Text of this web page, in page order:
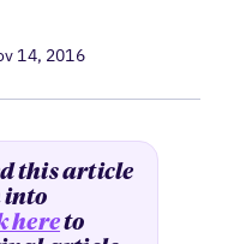
14, 2016
this article
into
hereto